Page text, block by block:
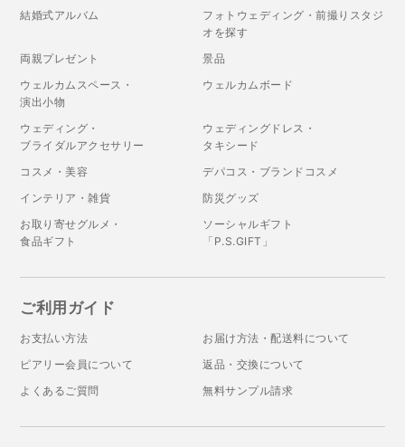
結婚式アルバム
フォトウェディング・前撮りスタジ
オを探す
両親プレゼント
景品
ウェルカムスペース・
演出小物
ウェルカムボード
ウェディング・
ブライダルアクセサリー
ウェディングドレス・
タキシード
コスメ・美容
デパコス・ブランドコスメ
インテリア・雑貨
防災グッズ
お取り寄せグルメ・
食品ギフト
ソーシャルギフト
「P.S.GIFT」
ご利用ガイド
お支払い方法
お届け方法・配送料について
ピアリー会員について
返品・交換について
よくあるご質問
無料サンプル請求